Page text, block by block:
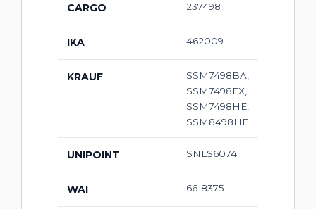
CARGO 237498
IKA 462009
KRAUF
SSM7498BA,
SSM7498FX,
SSM7498HE,
SSM8498HE
UNIPOINT SNLS6074
WAI 66-8375